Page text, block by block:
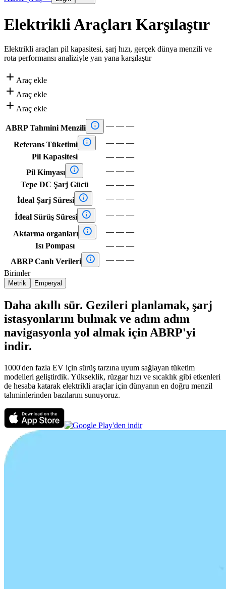
Elektrikli Araçları Karşılaştır
Elektrikli araçları pil kapasitesi, şarj hızı, gerçek dünya menzili ve
rota performansı analiziyle yan yana karşılaştır
 Araç ekle
 Araç ekle
 Araç ekle
ABRP Tahmini Menzili  — — —
Referans Tüketimi  — — —
Pil Kapasitesi
— — —
Pil Kimyası  — — —
Tepe DC Şarj Gücü
— — —
İdeal Şarj Süresi  — — —
İdeal Sürüş Süresi  — — —
Aktarma organları  — — —
Isı Pompası
— — —
ABRP Canlı Verileri
 — — —
Birimler
Metrik Emperyal
Daha akıllı sür. Gezileri planlamak, şarj
istasyonlarını bulmak ve adım adım
navigasyonla yol almak için ABRP'yi
indir.
1000'den fazla EV için sürüş tarzına uyum sağlayan tüketim
modelleri geliştirdik. Yükseklik, rüzgar hızı ve sıcaklık gibi etkenleri
de hesaba katarak elektrikli araçlar için dünyanın en doğru menzil
tahminlerinden bazılarını sunuyoruz.